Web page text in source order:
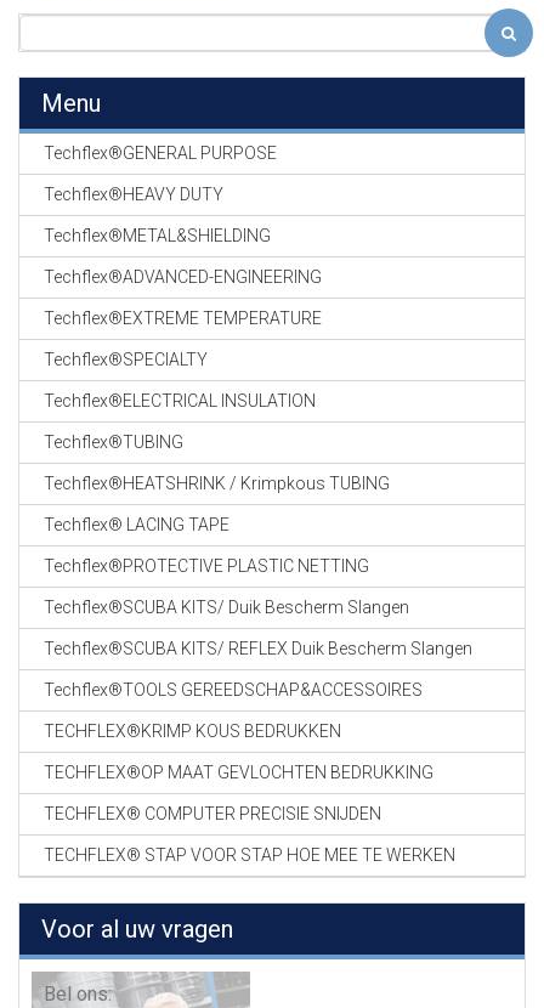
Menu
Techflex®GENERAL PURPOSE
Techflex®HEAVY DUTY
Techflex®METAL&SHIELDING
Techflex®ADVANCED-ENGINEERING
Techflex®EXTREME TEMPERATURE
Techflex®SPECIALTY
Techflex®ELECTRICAL INSULATION
Techflex®TUBING
Techflex®HEATSHRINK / Krimpkous TUBING
Techflex® LACING TAPE
Techflex®PROTECTIVE PLASTIC NETTING
Techflex®SCUBA KITS/ Duik Bescherm Slangen
Techflex®SCUBA KITS/ REFLEX Duik Bescherm Slangen
Techflex®TOOLS GEREEDSCHAP&ACCESSOIRES
TECHFLEX®KRIMP KOUS BEDRUKKEN
TECHFLEX®OP MAAT GEVLOCHTEN BEDRUKKING
TECHFLEX® COMPUTER PRECISIE SNIJDEN
TECHFLEX® STAP VOOR STAP HOE MEE TE WERKEN
Voor al uw vragen
Bel ons: